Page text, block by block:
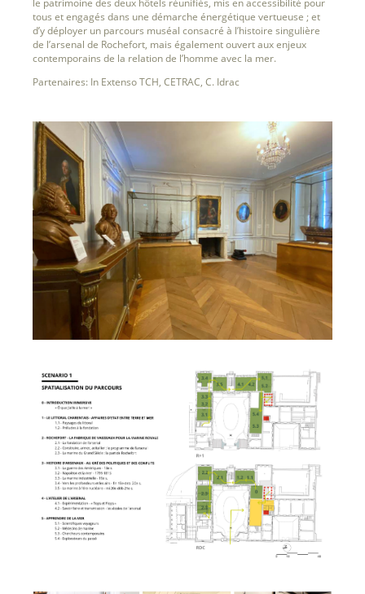
le patrimoine des deux hôtels réunifiés, mis en accessibilité pour
tous et engagés dans une démarche énergétique vertueuse ; et
d’y déployer un parcours muséal consacré à l’histoire singulière
de l’arsenal de Rochefort, mais également ouvert aux enjeux
contemporains de la relation de l’homme avec la mer.
Partenaires: In Extenso TCH, CETRAC, C. Idrac